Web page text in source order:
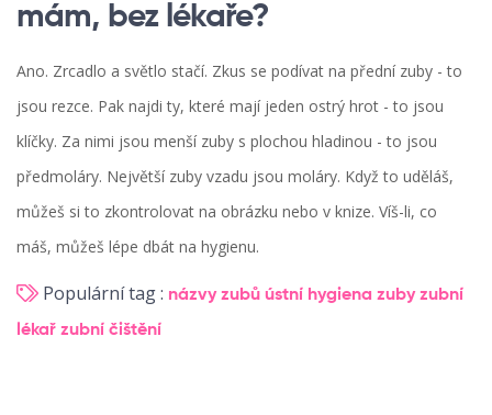
mám, bez lékaře?
Ano. Zrcadlo a světlo stačí. Zkus se podívat na přední zuby - to
jsou rezce. Pak najdi ty, které mají jeden ostrý hrot - to jsou
klíčky. Za nimi jsou menší zuby s plochou hladinou - to jsou
předmoláry. Největší zuby vzadu jsou moláry. Když to uděláš,
můžeš si to zkontrolovat na obrázku nebo v knize. Víš-li, co
máš, můžeš lépe dbát na hygienu.
Populární tag : názvy zubů ústní hygiena zuby zubní
lékař zubní čištění